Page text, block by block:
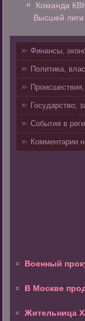
Команда
Высшей лиги
Финансы,
Политика,
Государство,
События в
Комментарии
Военный
В Москве
Жительница